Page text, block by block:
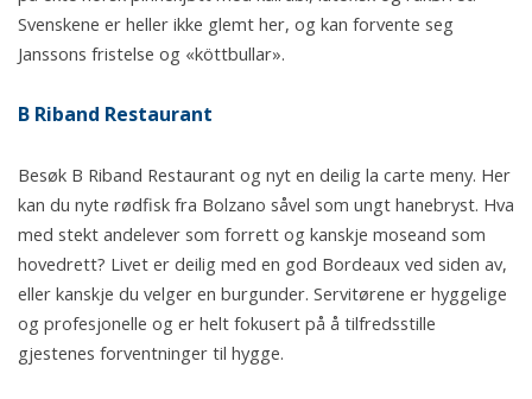
Svenskene er heller ikke glemt her, og kan forvente seg
Janssons fristelse og «köttbullar».
B Riband Restaurant
Besøk B Riband Restaurant og nyt en deilig la carte meny. Her
kan du nyte rødfisk fra Bolzano såvel som ungt hanebryst. Hva
med stekt andelever som forrett og kanskje moseand som
hovedrett? Livet er deilig med en god Bordeaux ved siden av,
eller kanskje du velger en burgunder. Servitørene er hyggelige
og profesjonelle og er helt fokusert på å tilfredsstille
gjestenes forventninger til hygge.